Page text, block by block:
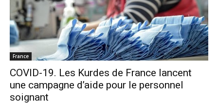
France
COVID-19. Les Kurdes de France lancent
une campagne d’aide pour le personnel
soignant